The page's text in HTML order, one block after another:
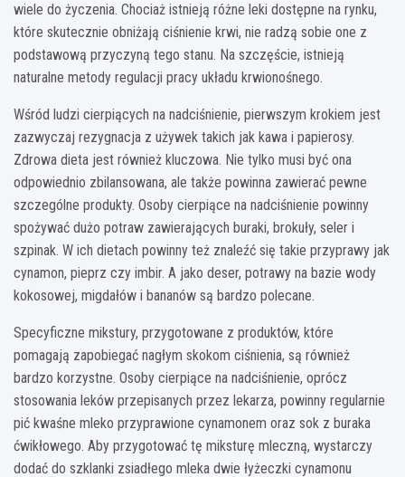
wiele do życzenia. Chociaż istnieją różne leki dostępne na rynku,
które skutecznie obniżają ciśnienie krwi, nie radzą sobie one z
podstawową przyczyną tego stanu. Na szczęście, istnieją
naturalne metody regulacji pracy układu krwionośnego.
Wśród ludzi cierpiących na nadciśnienie, pierwszym krokiem jest
zazwyczaj rezygnacja z używek takich jak kawa i papierosy.
Zdrowa dieta jest również kluczowa. Nie tylko musi być ona
odpowiednio zbilansowana, ale także powinna zawierać pewne
szczególne produkty. Osoby cierpiące na nadciśnienie powinny
spożywać dużo potraw zawierających buraki, brokuły, seler i
szpinak. W ich dietach powinny też znaleźć się takie przyprawy jak
cynamon, pieprz czy imbir. A jako deser, potrawy na bazie wody
kokosowej, migdałów i bananów są bardzo polecane.
Specyficzne mikstury, przygotowane z produktów, które
pomagają zapobiegać nagłym skokom ciśnienia, są również
bardzo korzystne. Osoby cierpiące na nadciśnienie, oprócz
stosowania leków przepisanych przez lekarza, powinny regularnie
pić kwaśne mleko przyprawione cynamonem oraz sok z buraka
ćwikłowego. Aby przygotować tę miksturę mleczną, wystarczy
dodać do szklanki zsiadłego mleka dwie łyżeczki cynamonu